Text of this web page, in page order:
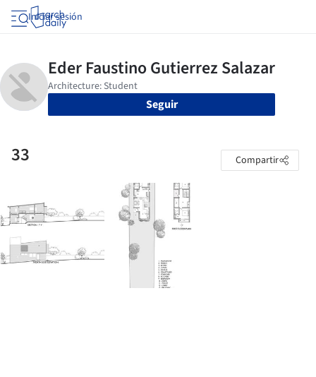
Iniciar sesión
Seguir
33 Compartir